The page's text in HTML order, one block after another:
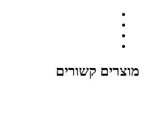
מוצרים קשורים